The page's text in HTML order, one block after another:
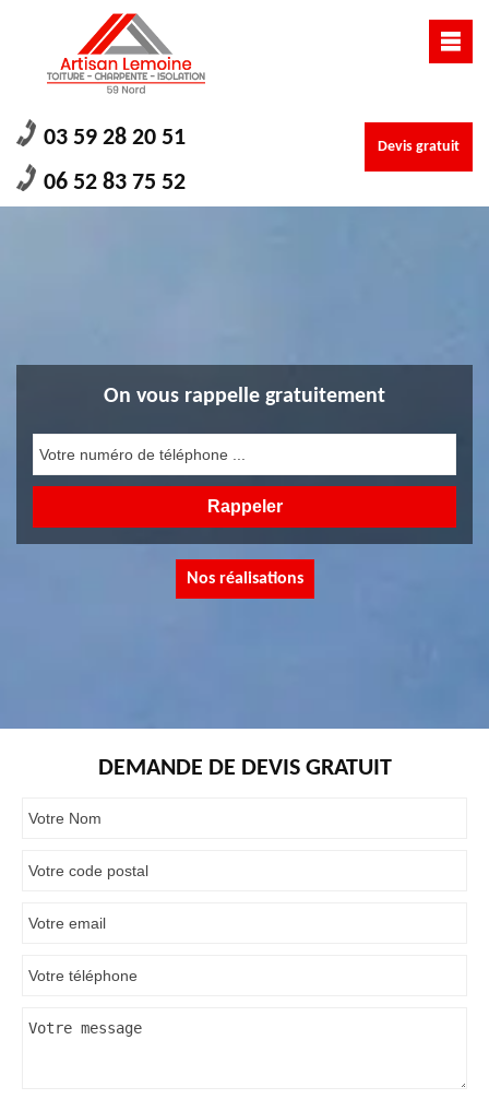
03 59 28 20 51
06 52 83 75 52
Devis gratuit
On vous rappelle gratuitement
Nos réalisations
DEMANDE DE DEVIS GRATUIT